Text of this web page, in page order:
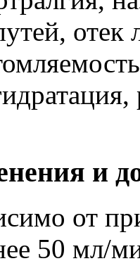
и
от
50 мл/